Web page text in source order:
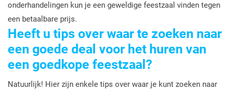
onderhandelingen kun je een geweldige feestzaal vinden tegen
een betaalbare prijs.
Heeft u tips over waar te zoeken naar
een goede deal voor het huren van
een goedkope feestzaal?
Natuurlijk! Hier zijn enkele tips over waar je kunt zoeken naar